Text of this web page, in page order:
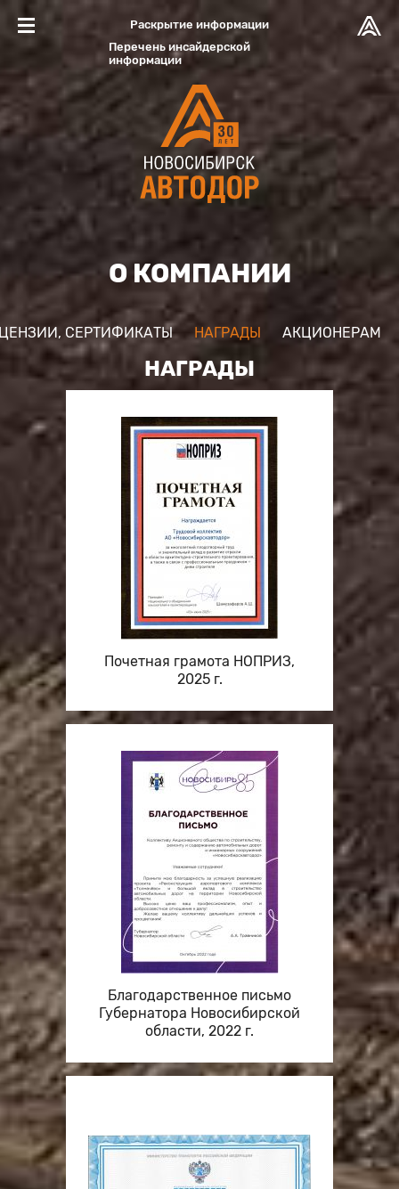
Раскрытие информации
Перечень инсайдерской
информации
О КОМПАНИИ
СЕРТИФИКАТЫ НАГРАДЫ АКЦИОНЕРАМ
НАГРАДЫ
Почетная грамота НОПРИЗ,
2025 г.
Благодарственное письмо
Губернатора Новосибирской
области, 2022 г.